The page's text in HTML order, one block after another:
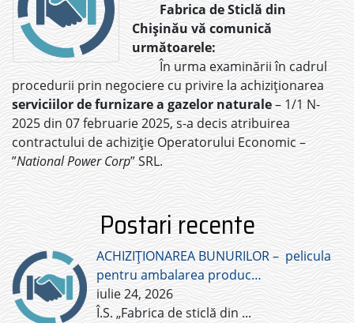
Fabrica de Sticlă din
Chișinău vă comunică
următoarele:
În urma examinării în cadrul
procedurii prin negociere cu privire la achiziționarea
serviciilor de furnizare a gazelor naturale– 1/1 N-
2025 din 07 februarie 2025, s-a decis atribuirea
contractului de achiziție Operatorului Economic –
”National Power Corp” SRL.
Postari recente
ACHIZIȚIONAREA BUNURILOR – pelicula
pentru ambalarea produc…
iulie 24, 2026
Î.S. „Fabrica de sticlă din ...